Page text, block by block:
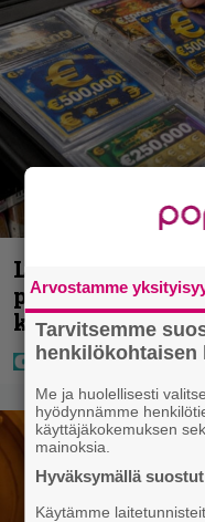
Lapset ostivat
päävoitto tuli,
kävikään
Arvostamme
Tarvitsemme
henkilökohtaisen
Me ja huolellisesti
hyödynnämme
käyttäjäkokemuksen
mainoksia.
Hyväksymällä
Käytämme